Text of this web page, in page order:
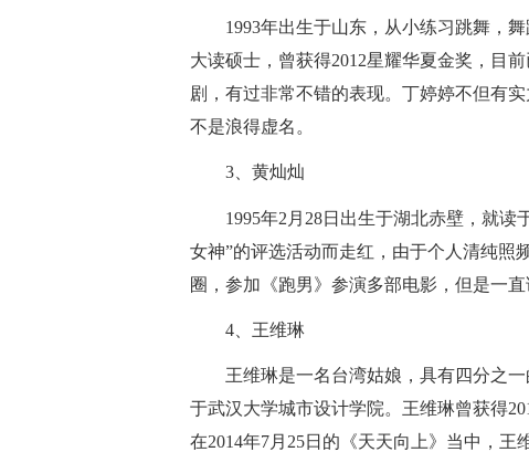
1993年出生于山东，从小练习跳舞，
大读硕士，曾获得2012星耀华夏金奖，目
剧，有过非常不错的表现。丁婷婷不但有
不是浪得虚名。
3、黄灿灿
1995年2月28日出生于湖北赤壁，就读
女神”的评选活动而走红，由于个人清纯照
圈，参加《跑男》参演多部电影，但是一
4、王维琳
王维琳是一名台湾姑娘，具有四分之
于武汉大学城市设计学院。王维琳曾获得
在2014年7月25日的《天天向上》当中，